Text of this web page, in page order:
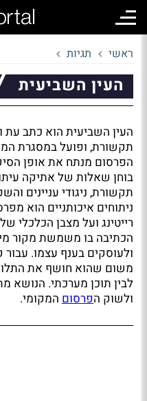
ראשי תגיות
העין השביעית
העין השביעית הוא כתב עת
תקשורת, ופועל במסגרת
הפרסום מנתח את אופן
בוחן שאלות של אתיקה
תקשורת, ניגודי עניינים
ניתוחים איכותניים הוא
רייטינג ועל מצבן הכלכלי
הכתיבה בו משמשת מקור
ולעוסקים בענף עצמו. עבור
משום שהוא חושף את
לבין תוכן מערכתי. הנושא
ולשוק הפרסום המקומי.